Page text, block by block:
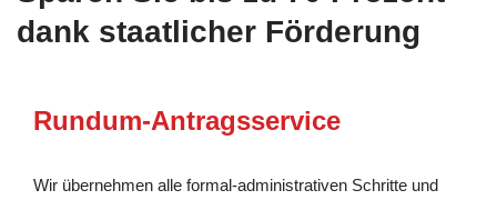
dank staatlicher Förderung
Rundum-Antragsservice
Wir übernehmen alle formal-administrativen Schritte und